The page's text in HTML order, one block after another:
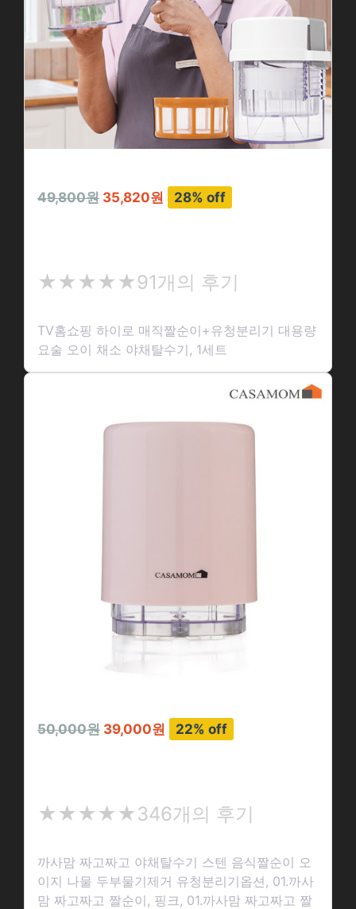
49,800원 35,820원 28% off
★
★
★
★
★★★★★91개의 후기
TV홈쇼핑 하이로 매직짤순이+유청분리기 대용량
요술 오이 채소 야채탈수기, 1세트
50,000원 39,000원 22% off
★
★
★
★
★★★★★346개의 후기
까사맘 짜고짜고 야채탈수기 스텐 음식짤순이 오
이지 나물 두부물기제거 유청분리기옵션, 01.까사
맘 짜고짜고 짤순이, 핑크, 01.까사맘 짜고짜고 짤